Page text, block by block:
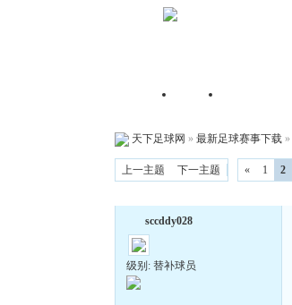
首页
天下足球网 » 最新足球赛事下载 »
上一主题 下一主题 « 1 2
sccddy028
级别: 替补球员